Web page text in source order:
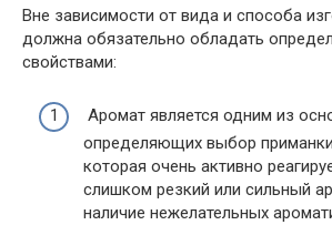
Вне зависимости от вида и способа
должна обязательно обладать
свойствами:
Аромат является одним из
определяющих выбор
которая очень активно
слишком резкий или сильный
наличие нежелательных